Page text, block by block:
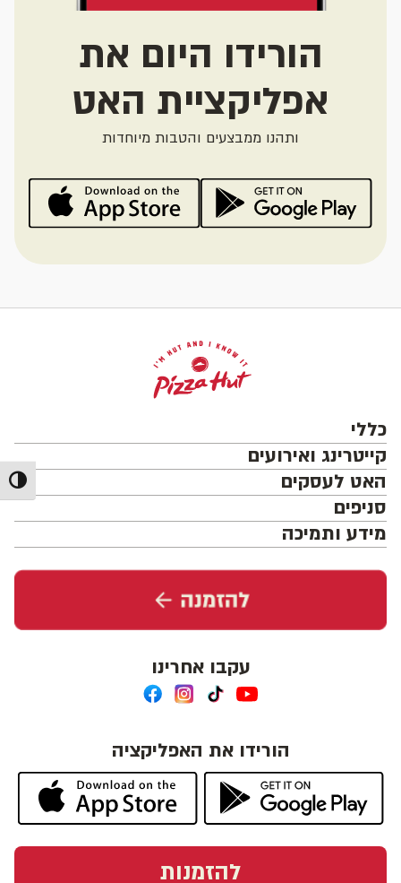
מתג
הורידו היום את
אפליקציית האט
ותהנו ממבצעים והטבות מיוחדות
כללי
קייטרינג ואירועים
האט לעסקים
סניפים
מידע ותמיכה
עקבו אחרינו
הורידו את האפליקציה
להזמנות